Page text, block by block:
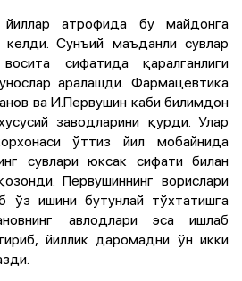
атрофида бу майдонга
келди. Сунъий маъданли сувлар
сифатида қаралганлиги
аралашди. Фармацевтика
ва И.Первушин каби билимдон
заводларини қурди. Улар
ўттиз йил мобайнида
сувлари юксак сифати билан
Первушиннинг ворислари
ўз ишини бутунлай тўхтатишга
авлодлари эса ишлаб
йиллик даромадни ўн икки